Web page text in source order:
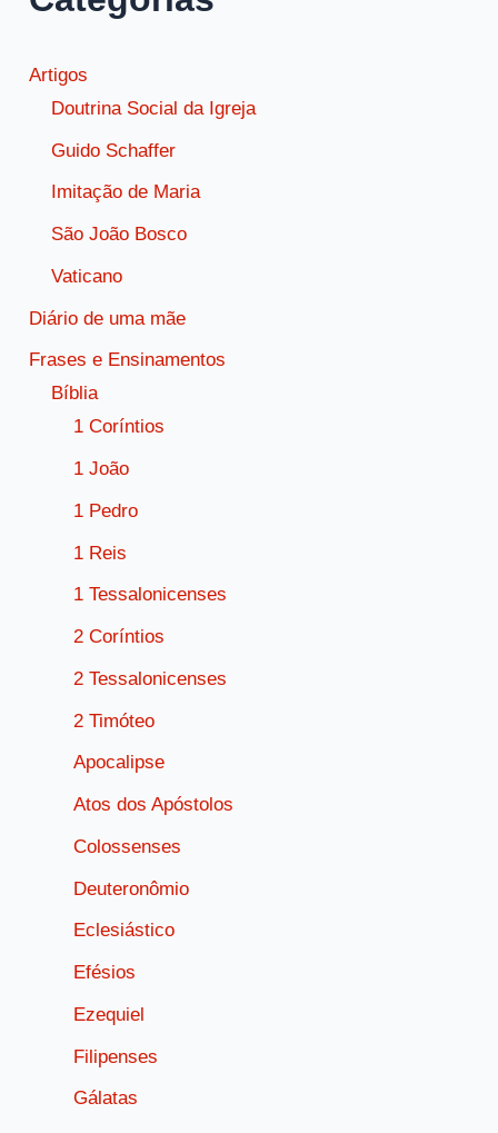
e
Artigos
Doutrina Social da Igreja
Guido Schaffer
Imitação de Maria
São João Bosco
Vaticano
Diário de uma mãe
Frases e Ensinamentos
Bíblia
1 Coríntios
1 João
1 Pedro
1 Reis
1 Tessalonicenses
2 Coríntios
2 Tessalonicenses
2 Timóteo
Apocalipse
Atos dos Apóstolos
Colossenses
Deuteronômio
Eclesiástico
Efésios
Ezequiel
Filipenses
Gálatas